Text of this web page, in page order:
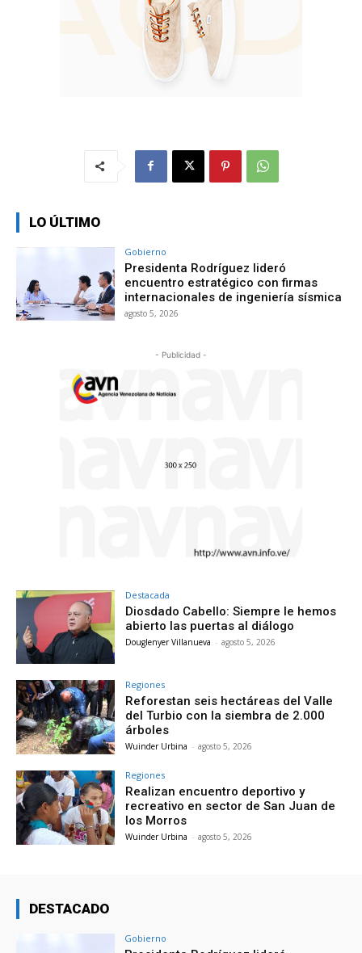
LO ÚLTIMO
Gobierno
Presidenta Rodríguez lideró
encuentro estratégico con firmas
internacionales de ingeniería sísmica
agosto 5, 2026
- Publicidad -
Destacada
Diosdado Cabello: Siempre le hemos
abierto las puertas al diálogo
Douglenyer Villanueva - agosto 5, 2026
Regiones
Reforestan seis hectáreas del Valle
del Turbio con la siembra de 2.000
árboles
Wuinder Urbina - agosto 5, 2026
Regiones
Realizan encuentro deportivo y
recreativo en sector de San Juan de
los Morros
Wuinder Urbina - agosto 5, 2026
DESTACADO
Gobierno